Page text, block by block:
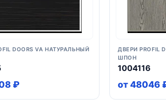
DOORS VA НАТУРАЛЬНЫЙ
₽
ДВЕРИ PROFIL
ШПОН
1004116
от 48046